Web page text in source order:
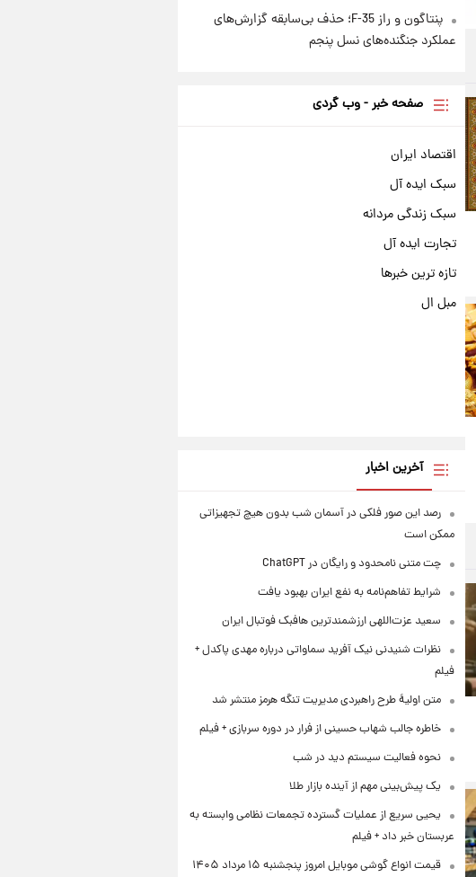
پنتاگون و راز F-35؛ حذف بی‌سابقه گزارش‌های
عملکرد جنگنده‌های نسل پنجم
صفحه خبر - وب گردی
اقتصاد ایران
سبک ایده آل
سبک زندگی مردانه
تجارت ایده آل
تازه ترین خبرها
مبل ال
آخرین اخبار
رصد این صور فلکی در آسمان شب بدون هیچ تجهیزاتی
ممکن است
چت متنی نامحدود و رایگان در ChatGPT
شرایط تفاهم‌نامه به نفع ایران بهبود یافت
سعید عزت‌اللهی ارزشمندترین هافبک فوتبال ایران
نظرات شنیدنی نیک آفرید سماواتی درباره مهدی پاکدل +
فیلم
متن اولیۀ طرح راهبردی مدیریت تنگه هرمز منتشر شد
خاطره جالب شهاب حسینی از فرار در دوره سربازی + فیلم
نحوه فعالیت سیستم دید در شب
یک پیش‌بینی مهم از آینده بازار طلا
یحیی سریع از عملیات گسترده تجمعات نظامی وابسته به
عربستان خبر داد + فیلم
قیمت انواع گوشی موبایل امروز پنجشنبه ۱۵ مرداد ۱۴۰۵